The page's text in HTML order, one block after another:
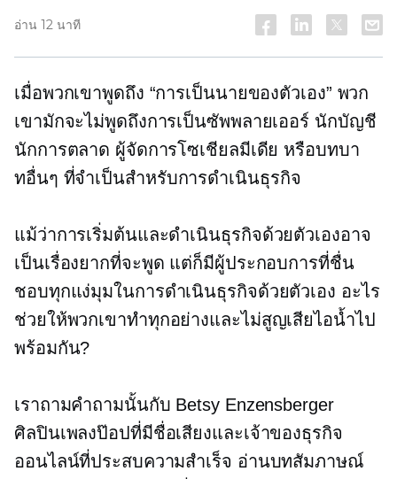
อ่าน 12 นาที
เมื่อพวกเขาพูดถึง “การเป็นนายของตัวเอง” พวก
เขามักจะไม่พูดถึงการเป็นซัพพลายเออร์ นักบัญชี
นักการตลาด ผู้จัดการโซเชียลมีเดีย หรือบทบา
ทอื่นๆ ที่จำเป็นสำหรับการดำเนินธุรกิจ
แม้ว่าการเริ่มต้นและดำเนินธุรกิจด้วยตัวเองอาจ
เป็นเรื่องยากที่จะพูด แต่ก็มีผู้ประกอบการที่ชื่น
ชอบทุกแง่มุมในการดำเนินธุรกิจด้วยตัวเอง อะไร
ช่วยให้พวกเขาทำทุกอย่างและไม่สูญเสียไอน้ำไป
พร้อมกัน?
เราถามคำถามนั้นกับ Betsy Enzensberger
ศิลปินเพลงป๊อปที่มีชื่อเสียงและเจ้าของธุรกิจ
ออนไลน์ที่ประสบความสำเร็จ อ่านบทสัมภาษณ์